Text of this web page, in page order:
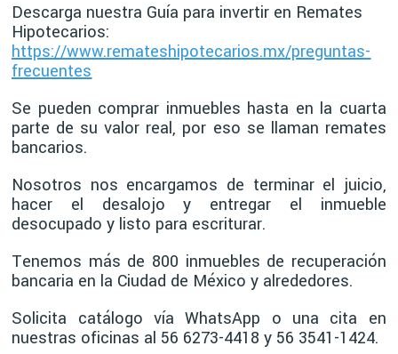
Descarga nuestra Guía para invertir en Remates
Hipotecarios:
https://www.remateshipotecarios.mx/preguntas-
frecuentes
Se pueden comprar inmuebles hasta en la cuarta
parte de su valor real, por eso se llaman remates
bancarios.
Nosotros nos encargamos de terminar el juicio,
hacer el desalojo y entregar el inmueble
desocupado y listo para escriturar.
Tenemos más de 800 inmuebles de recuperación
bancaria en la Ciudad de México y alrededores.
Solicita catálogo vía WhatsApp o una cita en
nuestras oficinas al 56 6273-4418 y 56 3541-1424.